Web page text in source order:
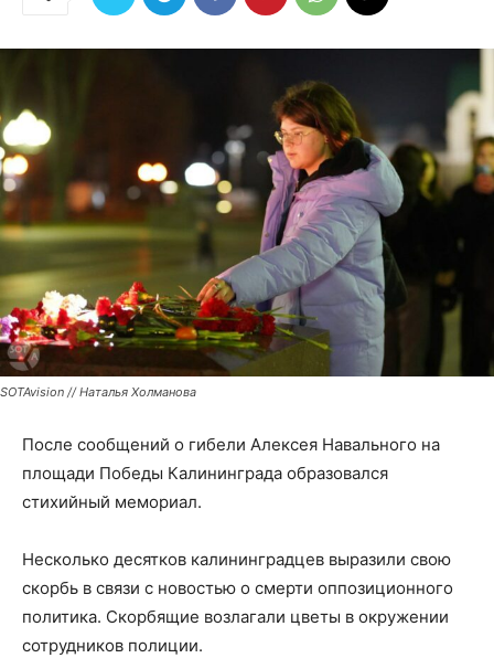
SOTAvision // Наталья Холманова
После сообщений о гибели Алексея Навального на
площади Победы Калининграда образовался
стихийный мемориал.
Несколько десятков калининградцев выразили свою
скорбь в связи с новостью о смерти оппозиционного
политика. Скорбящие возлагали цветы в окружении
сотрудников полиции.